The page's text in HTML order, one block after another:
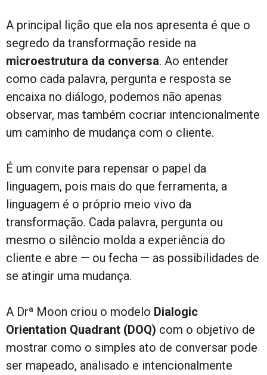
A principal lição que ela nos apresenta é que o
segredo da transformação reside na
microestrutura da conversa. Ao entender
como cada palavra, pergunta e resposta se
encaixa no diálogo, podemos não apenas
observar, mas também cocriar intencionalmente
um caminho de mudança com o cliente.
É um convite para repensar o papel da
linguagem, pois mais do que ferramenta, a
linguagem é o próprio meio vivo da
transformação. Cada palavra, pergunta ou
mesmo o silêncio molda a experiência do
cliente e abre — ou fecha — as possibilidades de
se atingir uma mudança.
A Drª Moon criou o modelo Dialogic
Orientation Quadrant (DOQ) com o objetivo de
mostrar como o simples ato de conversar pode
ser mapeado, analisado e intencionalmente